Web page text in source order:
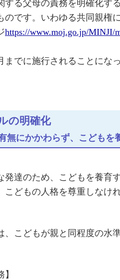
する父母の責務を明確化
です。いわゆる共同親権
https://www.moj.go.jp/MINJI/
でに施行されることになっ
の明確化
無にかかわらず、こどもを
発達のため、こどもを養育
どもの人格を尊重しなけ
こどもが親と同程度の水